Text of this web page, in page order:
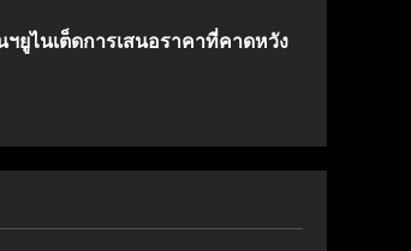
ยูไนเต็ดการเสนอราคาที่คาดหวัง